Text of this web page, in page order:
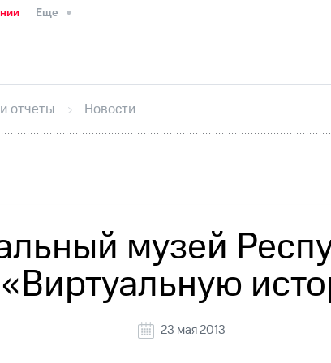
Еще
ИнтервьюФинансовая отчетность
секретарьРаскрытие информации
кабинет акционераАкционерный капитал
отчеты Новости
музей
23 мая 2013